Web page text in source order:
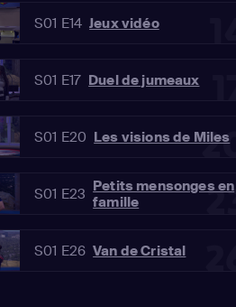
S01 E14 Jeux vidéo
S01 E17 Duel de jumeaux
20
S01 E20 Les visions de Miles
23
S01 E23 Petits mensonges en
famille
S01 E26 Van de Cristal